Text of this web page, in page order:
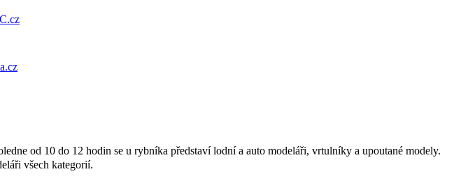
od 10 do 12 hodin se u rybníka představí lodní a auto modeláři, vrtulníky a upoutané modely.
všech kategorií.